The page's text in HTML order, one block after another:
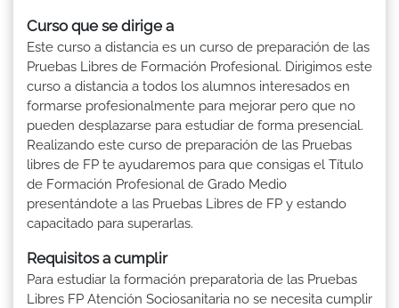
Curso que se dirige a
Este curso a distancia es un curso de preparación de las
Pruebas Libres de Formación Profesional. Dirigimos este
curso a distancia a todos los alumnos interesados en
formarse profesionalmente para mejorar pero que no
pueden desplazarse para estudiar de forma presencial.
Realizando este curso de preparación de las Pruebas
libres de FP te ayudaremos para que consigas el Título
de Formación Profesional de Grado Medio
presentándote a las Pruebas Libres de FP y estando
capacitado para superarlas.
Requisitos a cumplir
Para estudiar la formación preparatoria de las Pruebas
Libres FP Atención Sociosanitaria no se necesita cumplir